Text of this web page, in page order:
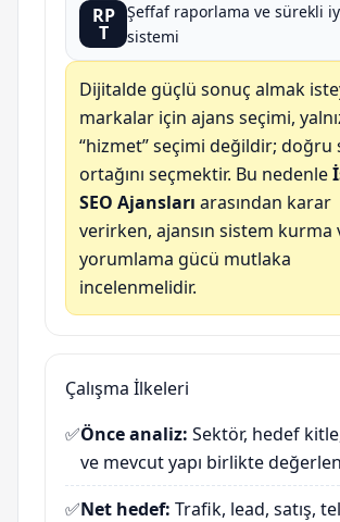
RP
T
Şeffaf raporlama ve sürekli
sistemi
Dijitalde güçlü sonuç almak
markalar için ajans seçimi,
“hizmet” seçimi değildir; doğru
ortağını seçmektir. Bu nedenle
SEO Ajansları arasından karar
verirken, ajansın sistem kurma
yorumlama gücü mutlaka
incelenmelidir.
Çalışma İlkeleri
✅Önce analiz: Sektör, hedef
ve mevcut yapı birlikte
✅Net hedef: Trafik, lead, satış,